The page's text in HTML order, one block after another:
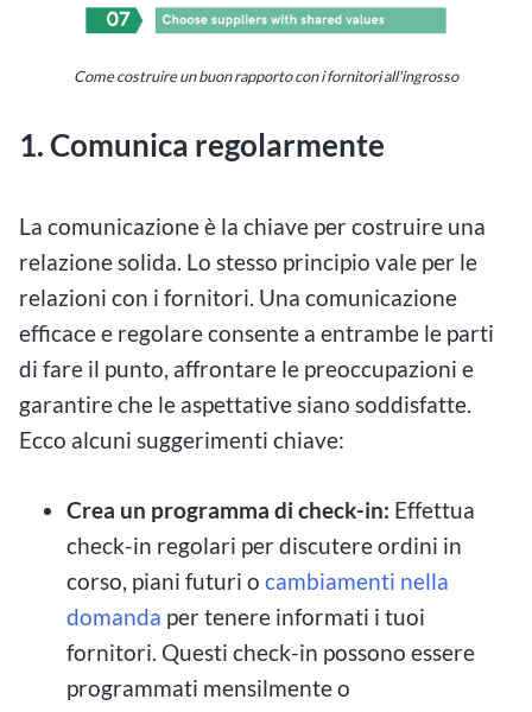
Come costruire un buon rapporto con i fornitori all'ingrosso
1. Comunica regolarmente
La comunicazione è la chiave per costruire una
relazione solida. Lo stesso principio vale per le
relazioni con i fornitori. Una comunicazione
efficace e regolare consente a entrambe le parti
di fare il punto, affrontare le preoccupazioni e
garantire che le aspettative siano soddisfatte.
Ecco alcuni suggerimenti chiave:
Crea un programma di check-in: Effettua
check-in regolari per discutere ordini in
corso, piani futuri o cambiamenti nella
domanda per tenere informati i tuoi
fornitori. Questi check-in possono essere
programmati mensilmente o